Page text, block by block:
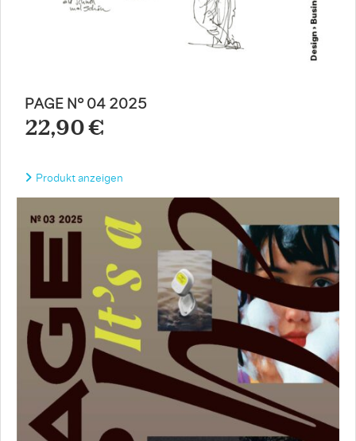
PAGE N° 04 2025
22,90 €
Produkt anzeigen